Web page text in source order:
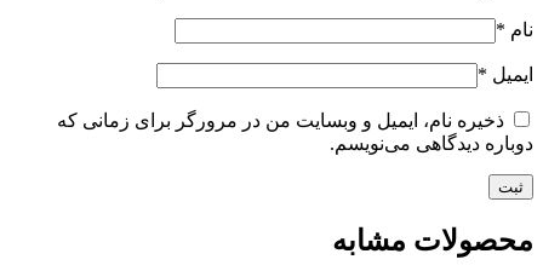
نام *
ایمیل *
ذخیره نام، ایمیل و وبسایت من در مرورگر برای زمانی که
دوباره دیدگاهی می‌نویسم.
محصولات مشابه